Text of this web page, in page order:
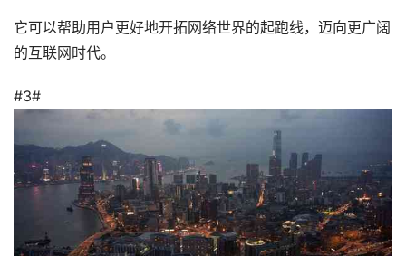
它可以帮助用户更好地开拓网络世界的起跑线，迈向更广阔
的互联网时代。
#3#